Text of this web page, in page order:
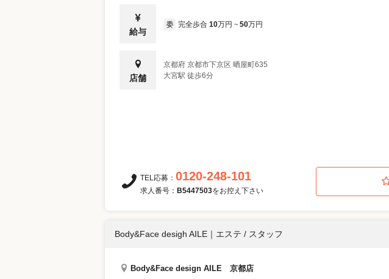
給与
委 完全歩合 10万円 ~ 50万円
店舗
京都府 京都市下京区 晒屋町635
大宮駅 徒歩6分
TEL応募： 0120-248-101
求人番号： B5447503をお控え下さい
Body&Face desigh AILE ｜ エステ / スタッフ
Body&Face design AILE 京都店